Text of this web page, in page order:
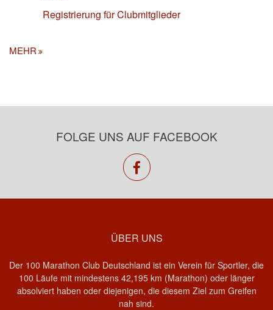
Registrierung für Clubmitglieder
MEHR
FOLGE UNS AUF FACEBOOK
facebook
ÜBER UNS
Der 100 Marathon Club Deutschland ist ein Verein für Sportler, die
100 Läufe mit mindestens 42,195 km (Marathon) oder länger
absolviert haben oder diejenigen, die diesem Ziel zum Greifen
nah sind.